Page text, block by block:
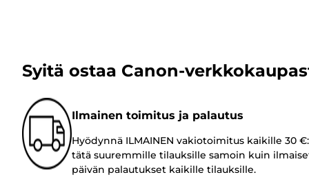
Syitä ostaa Canon-
Ilmainen toimitus ja palautus
Hyödynnä ILMAINEN vakiotoimitus kaikille 30
tätä suuremmille tilauksille samoin kuin
päivän palautukset kaikille tilauksille.